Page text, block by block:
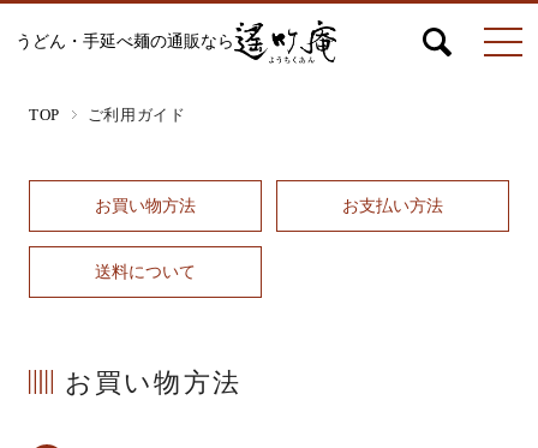
うどん・手延べ麺の通販なら
うどん
TOP ご利用ガイド
お買い物方法 お支払い方法
送料について
お買い物方法